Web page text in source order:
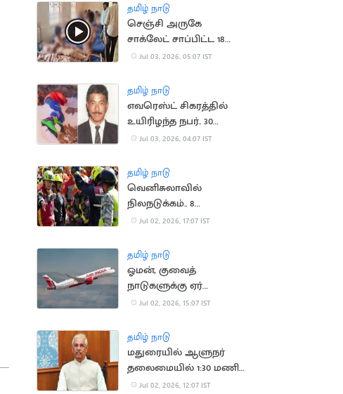
தமிழ் நாடு
செஞ்சி அருகே
சாக்லேட் சாப்பிட்ட 18
மாணவர்கள் மயக்கம்
Jul 03, 2026, 05:07 IST
தமிழ் நாடு
எவரெஸ்ட் சிகரத்தில்
உயிரிழந்த நபர்.. 30
ஆண்டுகளுக்கு பிறகு
Jul 03, 2026, 04:07 IST
தமிழ் நாடு
வெனிசுலாவில்
நிலநடுக்கம்.. 8
நாட்களுக்கு பிறகு
Jul 02, 2026, 17:07 IST
தமிழ் நாடு
ஓமன், குவைத்
நாடுகளுக்கு ஏர்
இந்தியா விமான சேவை
Jul 02, 2026, 15:07 IST
தமிழ் நாடு
மதுரையில் ஆளுநர்
தலைமையில் 1:30 மணி
நேரம் நடந்த ஆய்வு
Jul 02, 2026, 12:07 IST